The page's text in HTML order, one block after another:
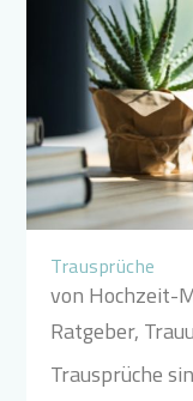
Trausprüche
von Hochzeit-
Ratgeber,
Trausprüche